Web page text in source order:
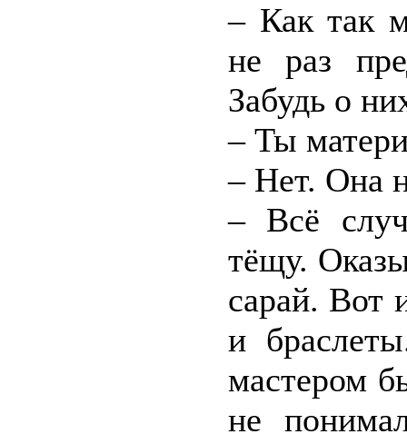
– Как так
не раз
Забудь о
– Ты
– Нет. Она
– Всё
тёщу.
сарай. Вот
и
мастером
не